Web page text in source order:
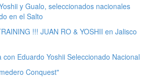
y Gualo, seleccionados nacionales
en el Salto
!!! JUAN RO & YOSHII en Jalisco
con Eduardo Yoshii Seleccionado Nacional
Conquest"